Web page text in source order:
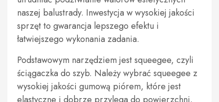
naszej balustrady. Inwestycja w wysokiej jakości
sprzęt to gwarancja lepszego efektu i
łatwiejszego wykonania zadania.
Podstawowym narzędziem jest squeegee, czyli
ściągaczka do szyb. Należy wybrać squeegee z
wysokiej jakości gumową piórem, które jest